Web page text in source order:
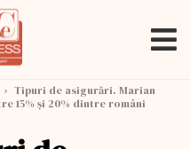
› Tipuri de asigurări. Marian
15% și 20% dintre români